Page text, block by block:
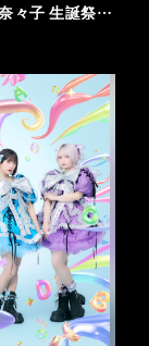
2026年10月1日(木) 「CANDY TUNE 小川奈々子 生誕祭 2026」開催決定！年会費コース会員限定先行受付開始！